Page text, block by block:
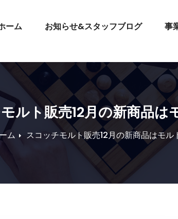
ーム お知らせ&スタッフブログ 事
ルト販売12月の新商品は
ム スコッチモルト販売12月の新商品はモル